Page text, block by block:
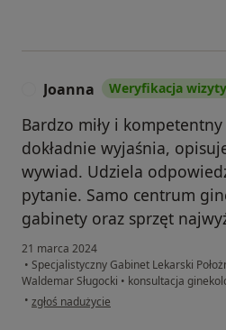
Joanna Weryfikacja wizyty
Bardzo miły i
dokładnie wyjaśnia,
wywiad. Udziela
pytanie. Samo centrum
gabinety oraz sprzęt
21 marca 2024
• Specjalistyczny Gabinet Lekarski
Waldemar Sługocki • konsultacja
• w opinii użytkownika Joanna
zgłoś nadużycie